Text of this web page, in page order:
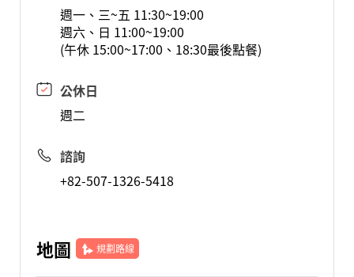
週一、三~五 11:30~19:00
週六、日 11:00~19:00
(午休 15:00~17:00、18:30最後點餐)
公休日
週二
諮詢
+82-507-1326-5418
地圖 規劃路線